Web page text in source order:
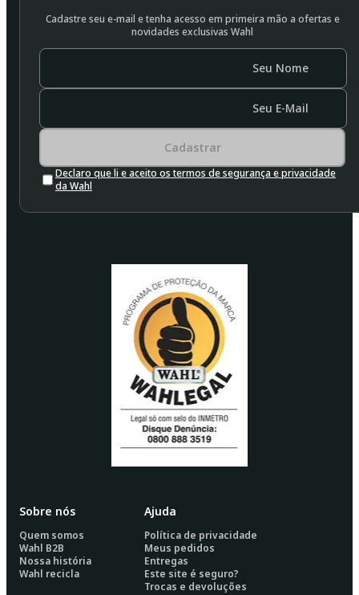
Cadastre seu e-mail e tenha acesso em primeira mão a ofertas e
novidades exclusivas Wahl
Seu Nome
Seu E-Mail
Cadastrar
Declaro que li e aceito os termos de segurança e privacidade
da Wahl
Sobre nós
Quem somos
Wahl B2B
Nossa história
Wahl recicla
Ajuda
Política de privacidade
Meus pedidos
Entregas
Este site é seguro?
Trocas e devoluções